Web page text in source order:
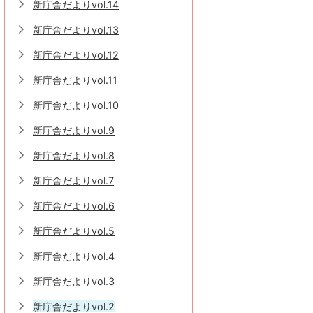
新庁舎だよりvol.14
新庁舎だよりvol.13
新庁舎だよりvol.12
新庁舎だよりvol.11
新庁舎だよりvol.10
新庁舎だよりvol.9
新庁舎だよりvol.8
新庁舎だよりvol.7
新庁舎だよりvol.6
新庁舎だよりvol.5
新庁舎だよりvol.4
新庁舎だよりvol.3
新庁舎だよりvol.2